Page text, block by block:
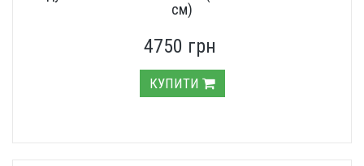
см)
4750 грн
КУПИТИ